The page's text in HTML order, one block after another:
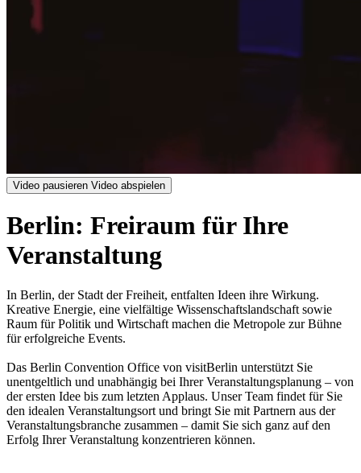
Video pausieren Video abspielen
Berlin: Freiraum für Ihre
Veranstaltung
In Berlin, der Stadt der Freiheit, entfalten Ideen ihre Wirkung.
Kreative Energie, eine vielfältige Wissenschaftslandschaft sowie
Raum für Politik und Wirtschaft machen die Metropole zur Bühne
für erfolgreiche Events.
Das Berlin Convention Office von visitBerlin unterstützt Sie
unentgeltlich und unabhängig bei Ihrer Veranstaltungsplanung – von
der ersten Idee bis zum letzten Applaus. Unser Team findet für Sie
den idealen Veranstaltungsort und bringt Sie mit Partnern aus der
Veranstaltungsbranche zusammen – damit Sie sich ganz auf den
Erfolg Ihrer Veranstaltung konzentrieren können.